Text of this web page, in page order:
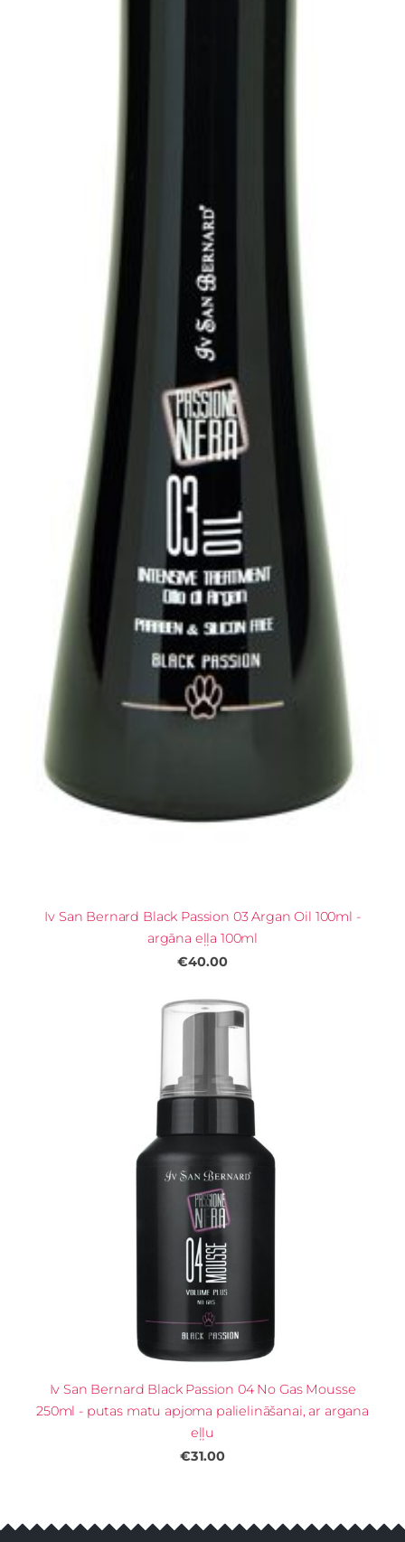
Iv San Bernard Black Passion 03 Argan Oil 100ml -
argāna eļļa 100ml
€40.00
Iv San Bernard Black Passion 04 No Gas Mousse
250ml - putas matu apjoma palielināšanai, ar argana
eļļu
€31.00